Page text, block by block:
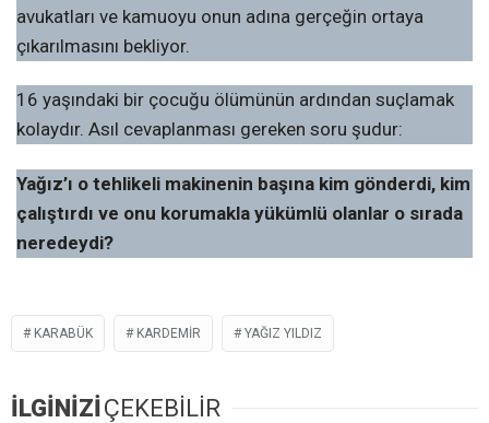
avukatları ve kamuoyu onun adına gerçeğin ortaya
çıkarılmasını bekliyor.
16 yaşındaki bir çocuğu ölümünün ardından suçlamak
kolaydır. Asıl cevaplanması gereken soru şudur:
Yağız’ı o tehlikeli makinenin başına kim gönderdi, kim
çalıştırdı ve onu korumakla yükümlü olanlar o sırada
neredeydi?
KARABÜK KARDEMİR YAĞIZ YILDIZ
İLGİNİZİÇEKEBİLİR